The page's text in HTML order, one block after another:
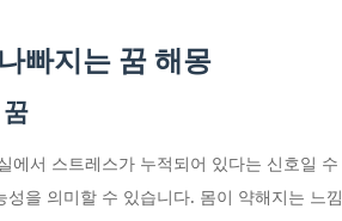
빠지는 꿈 해몽
에서 스트레스가 누적되어 있다는 신호일
성을 의미할 수 있습니다. 몸이 약해지는 느